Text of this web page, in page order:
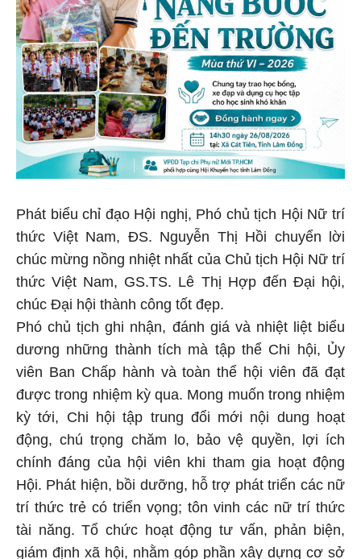
Phát biểu chỉ đạo Hội nghị, Phó chủ tịch Hội Nữ trí
thức Việt Nam, ĐS. Nguyễn Thị Hồi chuyển lời
chúc mừng nồng nhiệt nhất của Chủ tịch Hội Nữ trí
thức Việt Nam, GS.TS. Lê Thị Hợp đến Đại hội,
chúc Đại hội thành công tốt đẹp.
Phó chủ tịch ghi nhận, đánh giá và nhiệt liệt biểu
dương những thành tích mà tập thể Chi hội, Ủy
viên Ban Chấp hành và toàn thể hội viên đã đạt
được trong nhiệm kỳ qua. Mong muốn trong nhiệm
kỳ tới, Chi hội tập trung đổi mới nội dung hoạt
động, chú trọng chăm lo, bảo vệ quyền, lợi ích
chính đáng của hội viên khi tham gia hoạt động
Hội. Phát hiện, bồi dưỡng, hỗ trợ phát triển các nữ
trí thức trẻ có triển vọng; tôn vinh các nữ trí thức
tài năng. Tổ chức hoạt động tư vấn, phản biện,
giám định xã hội, nhằm góp phần xây dựng cơ sở